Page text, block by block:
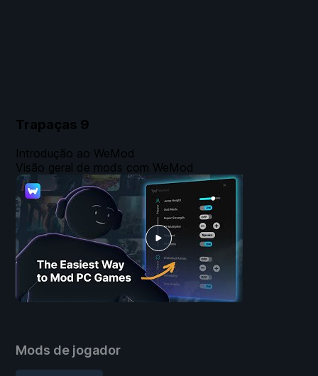
Trapaças 9
Mods de jogador
Introdução ao WeMod
Visão geral de mods com WeMod